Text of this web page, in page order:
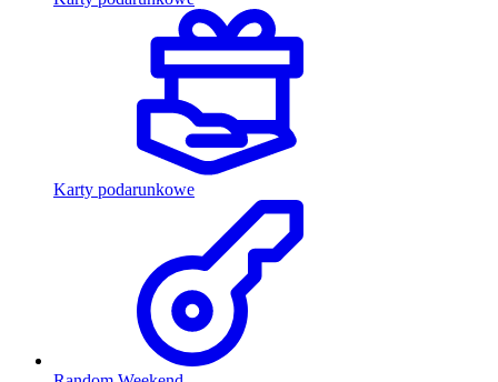
Karty podarunkowe